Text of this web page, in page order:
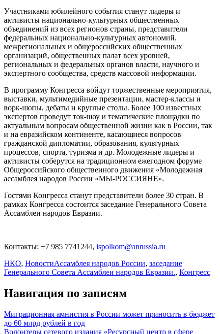
Участниками юбилейного события станут лидеры и
активисты национально-культурных общественных
объединений из всех регионов страны, представители
федеральных национально-культурных автономий,
межрегиональных и общероссийских общественных
организаций, общественных палат всех уровней,
региональных и федеральных органов власти, научного и
экспертного сообщества, средств массовой информации.
В программу Конгресса войдут торжественные мероприятия,
выставки, мультимедийные презентации, мастер-классы и
ворк-шопы, дебаты и круглые столы. Более 100 известных
экспертов проведут ток-шоу и тематические площадки по
актуальным вопросам общественной жизни как в России, так
и на евразийском континенте, касающиеся вопросов
гражданской дипломатии, образования, культурных
процессов, спорта, туризма и др. Молодежные лидеры и
активисты соберутся на традиционном ежегодном форуме
Общероссийского общественного движения «Молодежная
ассамблея народов России «МЫ-РОССИЯНЕ».
Гостями Конгресса станут представители более 30 стран. В
рамках Конгресса состоится заседание Генерального Совета
Ассамблеи народов Евразии.
Контакты: +7 985 7741244, ispolkom@anrussia.ru
НКО, НовостиАссамблея народов России, заседание
Генерального Совета Ассамблеи народов Евразии., Конгресс
Навигация по записям
Миграционная амнистия в России может приносить в бюджет
до 60 млрд рублей в год
Волонтеры сетевого издания «Ресурсный центр в сфере